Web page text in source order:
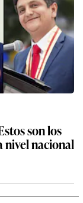
son los
nivel nacional